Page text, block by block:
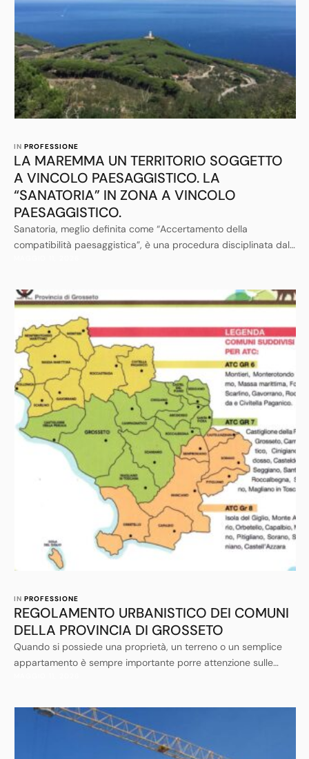
IN PROFESSIONE
LA MAREMMA UN TERRITORIO SOGGETTO
A VINCOLO PAESAGGISTICO. LA
“SANATORIA” IN ZONA A VINCOLO
PAESAGGISTICO.
Sanatoria, meglio definita come “Accertamento della
compatibilità paesaggistica”, è una procedura disciplinata dal
integrazioni.
IN PROFESSIONE
REGOLAMENTO URBANISTICO DEI COMUNI
DELLA PROVINCIA DI GROSSETO
Quando si possiede una proprietà, un terreno o un semplice
appartamento è sempre importante porre attenzione sulle